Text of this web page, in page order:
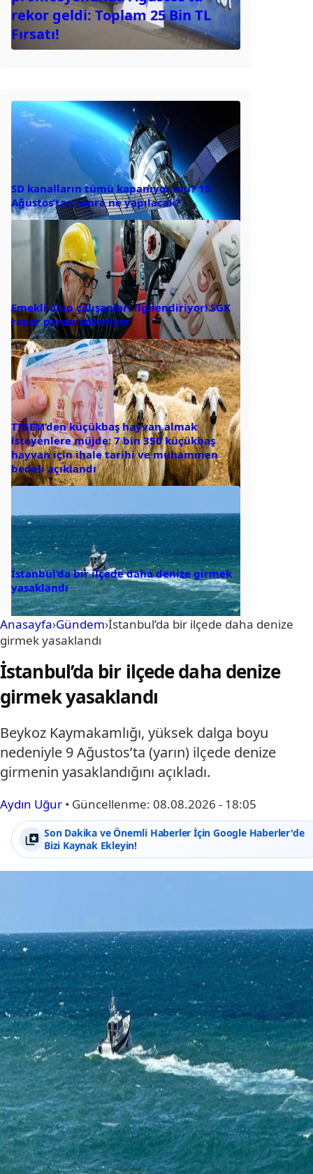
rekor geldi: Toplam 25 Bin TL
Fırsatı!
SD kanalların tümü kapanıyor mu? 15
Ağustos’tan sonra ne yapılacak?
Emekli olup çalışanları ilgilendiriyor! SGK
rapor parası ödemiyor
TİGEM’den küçükbaş hayvan almak
isteyenlere müjde: 7 bin 350 küçükbaş
hayvan için ihale tarihi ve muhammen
bedeli açıklandı
İstanbul’da bir ilçede daha denize girmek
yasaklandı
Anasayfa›Gündem›İstanbul’da bir ilçede daha denize
girmek yasaklandı
İstanbul’da bir ilçede daha denize
girmek yasaklandı
Beykoz Kaymakamlığı, yüksek dalga boyu
nedeniyle 9 Ağustos’ta (yarın) ilçede denize
girmenin yasaklandığını açıkladı.
Aydın Uğur • Güncellenme: 08.08.2026 - 18:05
Son Dakika ve Önemli Haberler İçin Google Haberler'de
Bizi Kaynak Ekleyin!